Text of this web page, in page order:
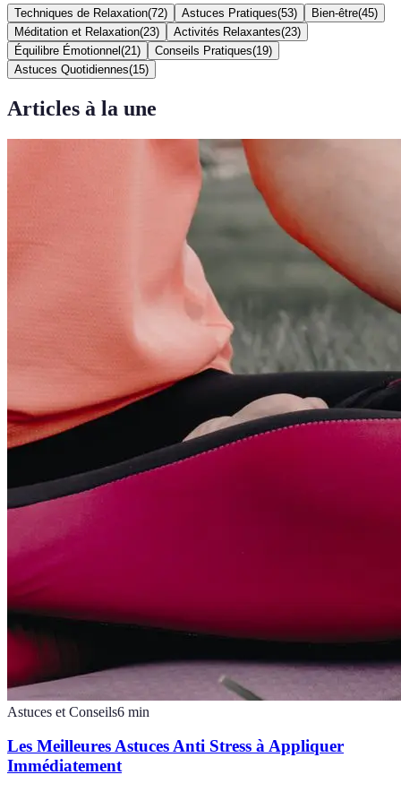
Techniques de Relaxation(72) Astuces Pratiques(53) Bien-être(45)
Méditation et Relaxation(23) Activités Relaxantes(23)
Équilibre Émotionnel (21 ) Conseils Pratiques(19)
Astuces Quotidiennes(15)
Articles à la une
Astuces et Conseils6 min
Les Meilleures Astuces Anti Stress à Appliquer
Immédiatement